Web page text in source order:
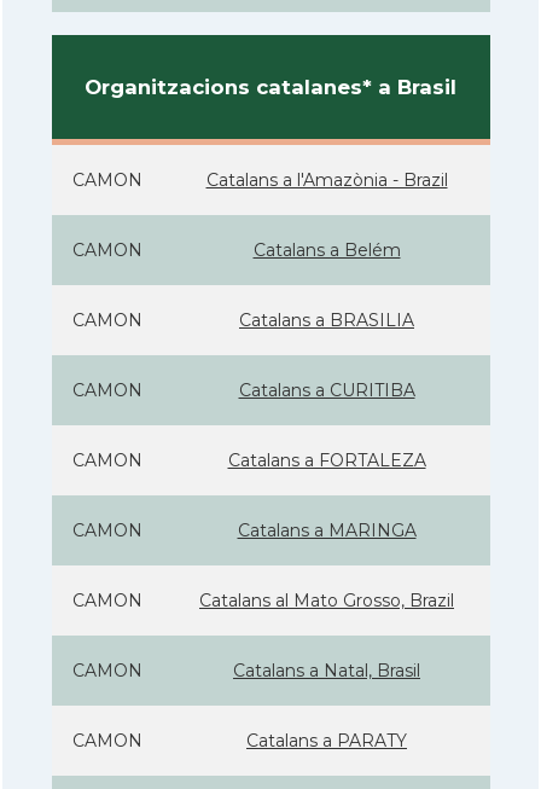
Organitzacions catalanes* a Brasil
CAMON Catalans a l'Amazònia - Brazil
CAMON Catalans a Belém
CAMON Catalans a BRASILIA
CAMON Catalans a CURITIBA
CAMON Catalans a FORTALEZA
CAMON Catalans a MARINGA
CAMON Catalans al Mato Grosso, Brazil
CAMON Catalans a Natal, Brasil
CAMON Catalans a PARATY